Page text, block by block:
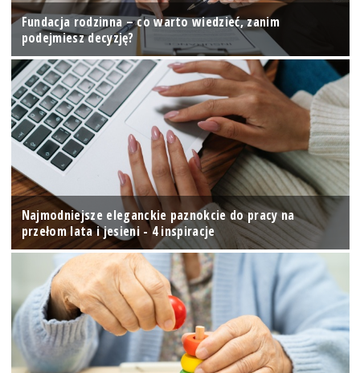
Fundacja rodzinna – co warto wiedzieć, zanim
podejmiesz decyzję?
Najmodniejsze eleganckie paznokcie do pracy na
przełom lata i jesieni - 4 inspiracje